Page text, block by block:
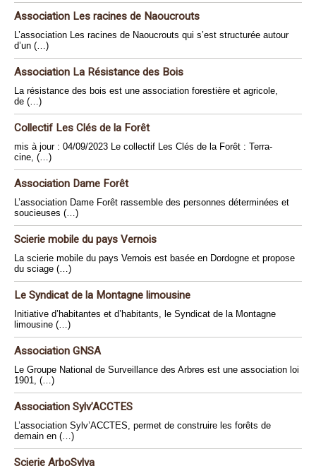
Association Les racines de Naoucrouts
L’association Les racines de Naoucrouts qui s’est structurée autour
d’un (…)
Association La Résistance des Bois
La résistance des bois est une association forestière et agricole,
de (…)
Collectif Les Clés de la Forêt
mis à jour : 04/09/2023 Le collectif Les Clés de la Forêt : Terra-
cine, (…)
Association Dame Forêt
L’association Dame Forêt rassemble des personnes déterminées et
soucieuses (…)
Scierie mobile du pays Vernois
La scierie mobile du pays Vernois est basée en Dordogne et propose
du sciage (…)
Le Syndicat de la Montagne limousine
Initiative d’habitantes et d’habitants, le Syndicat de la Montagne
limousine (…)
Association GNSA
Le Groupe National de Surveillance des Arbres est une association loi
1901, (…)
Association Sylv’ACCTES
L’association Sylv’ACCTES, permet de construire les forêts de
demain en (…)
Scierie ArboSylva